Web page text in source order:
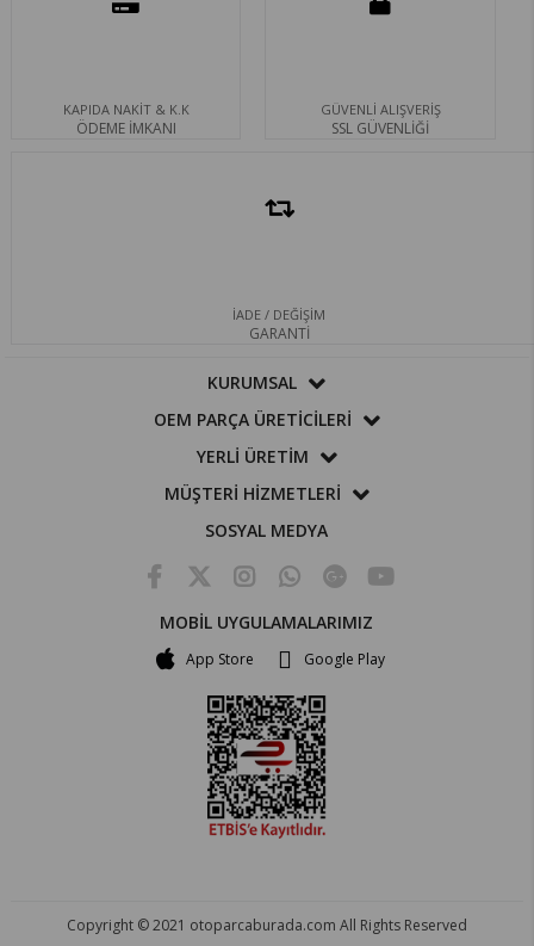
KAPIDA NAKİT & K.K
ÖDEME İMKANI
GÜVENLİ ALIŞVERİŞ
SSL GÜVENLİĞİ
İADE / DEĞİŞİM
GARANTİ
KURUMSAL
OEM PARÇA ÜRETİCİLERİ
YERLİ ÜRETİM
MÜŞTERİ HİZMETLERİ
SOSYAL MEDYA
MOBİL UYGULAMALARIMIZ
App Store Google Play
Copyright © 2021 otoparcaburada.com All Rights Reserved